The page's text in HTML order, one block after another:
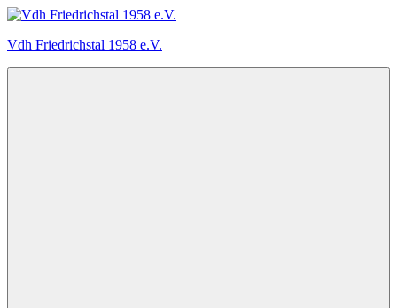
Zum
springen
Vdh Friedrichstal 1958 e.V.